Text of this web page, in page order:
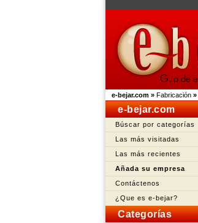
e-bejar.com » Fabricación »
e-bejar.com
Búscar por categorías
Las más visitadas
Las más recientes
Añada su empresa
Contáctenos
¿Que es e-bejar?
Categorías